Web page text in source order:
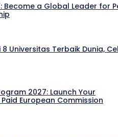
Become a Global Leader for
Universitas Terbaik Dunia,
2027: Launch Your
European Commission